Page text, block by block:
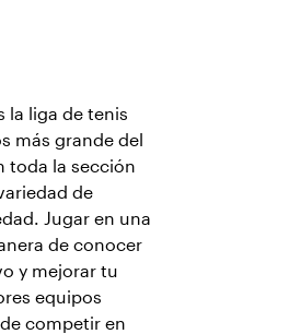
la liga de tenis
más grande del
toda la sección
de
Jugar en una
de conocer
y mejorar tu
equipos
competir en